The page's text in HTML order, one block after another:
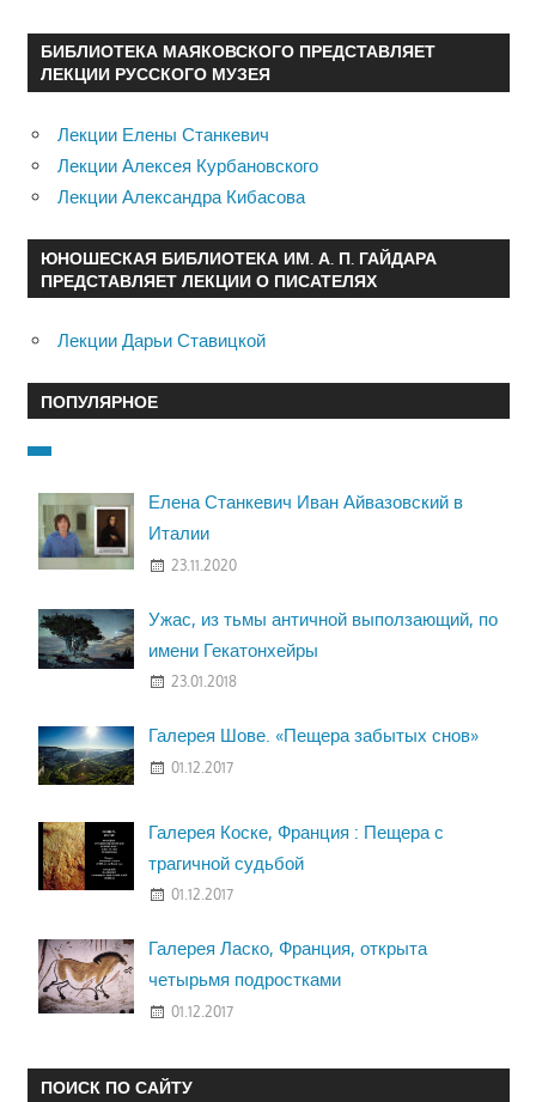
БИБЛИОТЕКА МАЯКОВСКОГО ПРЕДСТАВЛЯЕТ
ЛЕКЦИИ РУССКОГО МУЗЕЯ
Лекции Елены Станкевич
Лекции Алексея Курбановского
Лекции Александра Кибасова
ЮНОШЕСКАЯ БИБЛИОТЕКА ИМ. А. П. ГАЙДАРА
ПРЕДСТАВЛЯЕТ ЛЕКЦИИ О ПИСАТЕЛЯХ
Лекции Дарьи Ставицкой
ПОПУЛЯРНОЕ
Елена Станкевич Иван Айвазовский в
Италии
23.11.2020
Ужас, из тьмы античной выползающий, по
имени Гекатонхейры
23.01.2018
Галерея Шове. «Пещера забытых снов»
01.12.2017
Галерея Коске, Франция : Пещера с
трагичной судьбой
01.12.2017
Галерея Ласко, Франция, открыта
четырьмя подростками
01.12.2017
ПОИСК ПО САЙТУ